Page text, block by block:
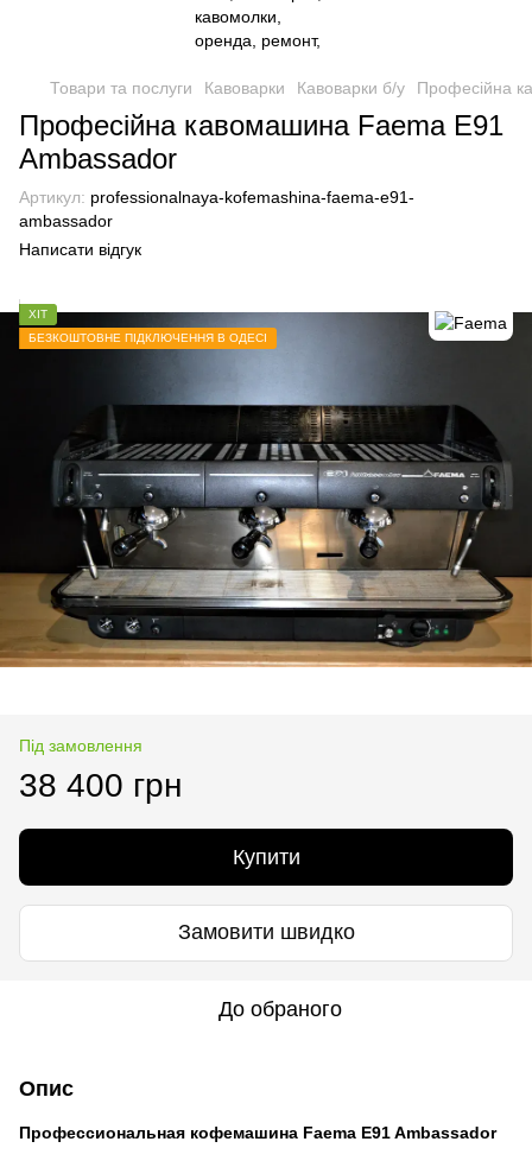
Товари та послуги Кавоварки Кавоварки б/у Професійна
Професійна кавомашина Faema E91
Ambassador
Артикул: professionalnaya-kofemashina-faema-e91-
ambassador
Написати відгук
ХІТ
БЕЗКОШТОВНЕ ПІДКЛЮЧЕННЯ В ОДЕСІ
Під замовлення
38 400 грн
Купити
Замовити швидко
До обраного
Опис
Профессиональная кофемашина Faema E91 Ambassador